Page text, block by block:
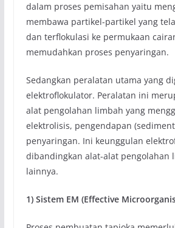
dalam proses pemisahan yaitu
membawa partikel-partikel yang
dan terflokulasi ke permukaan
memudahkan proses penyaringan.
Sedangkan peralatan utama yang
elektroflokulator. Peralatan ini
alat pengolahan limbah yang
elektrolisis, pengendapan
penyaringan. Ini keunggulan
dibandingkan alat-alat pengolahan
lainnya.
1) Sistem EM (Effective